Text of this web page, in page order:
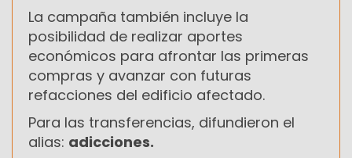
La campaña también incluye la
posibilidad de realizar aportes
económicos para afrontar las primeras
compras y avanzar con futuras
refacciones del edificio afectado.
Para las transferencias, difundieron el
alias: adicciones.